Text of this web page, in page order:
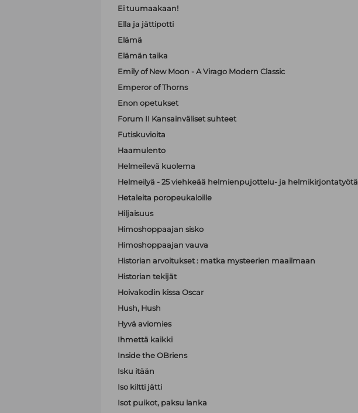
Ei tuumaakaan!
Ella ja jättipotti
Elämä
Elämän taika
Emily of New Moon - A Virago Modern Classic
Emperor of Thorns
Enon opetukset
Forum II Kansainväliset suhteet
Futiskuvioita
Haamulento
Helmeilevä kuolema
Helmeilyä - 25 viehkeää helmienpujottelu- ja helmikirjontatyötä
Hetaleita poropeukaloille
Hiljaisuus
Himoshoppaajan sisko
Himoshoppaajan vauva
Historian arvoitukset : matka mysteerien maailmaan
Historian tekijät
Hoivakodin kissa Oscar
Hush, Hush
Hyvä aviomies
Ihmettä kaikki
Inside the OBriens
Isku itään
Iso kiltti jätti
Isot puikot, paksu lanka